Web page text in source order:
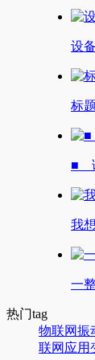
设
标
■
我
一
热门tag
物联网振
联网应用